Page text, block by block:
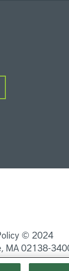
© 2024
MA 02138-